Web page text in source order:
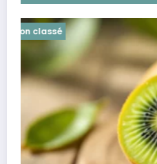
Non classé